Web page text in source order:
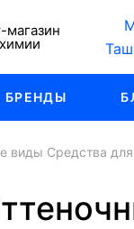
магазин
БРЕНДЫ
виды Средства для